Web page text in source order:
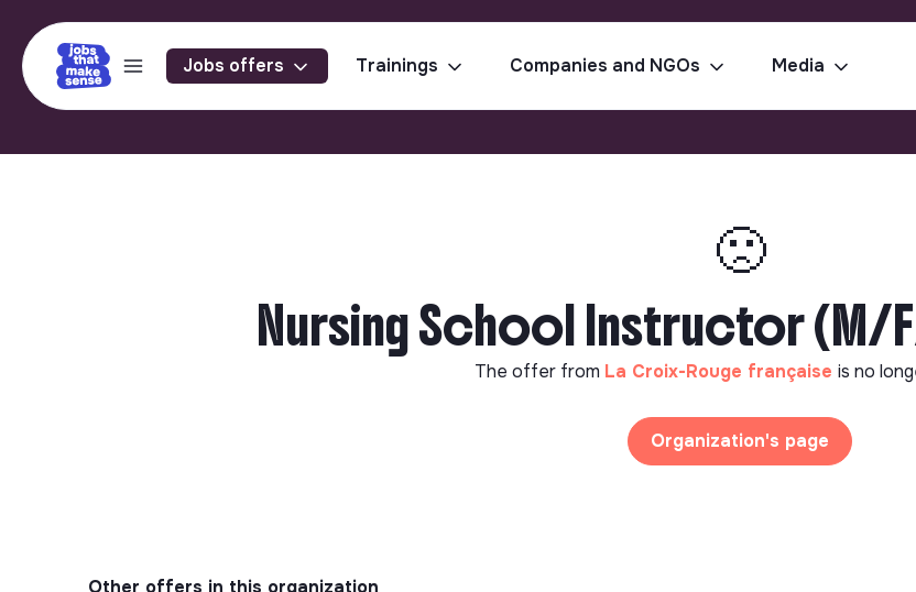
Jobs offers Trainings Companies and NGOs Media
🙁
Nursing School Instructor (M/
The offer from La Croix-Rouge française is no
Organization's page
Other offers in this organization